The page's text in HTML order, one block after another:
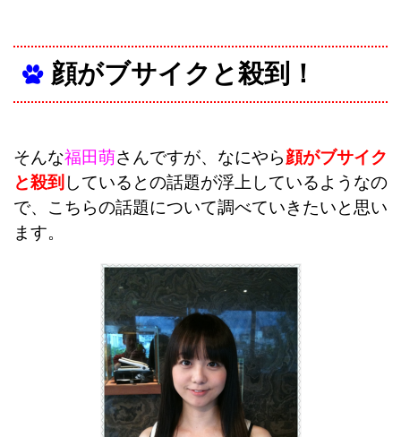
顔がブサイクと殺到！
そんな福田萌さんですが、なにやら顔がブサイク
と殺到 しているとの話題が浮上しているようなの
で、こちらの話題について調べていきたいと思い
ます。